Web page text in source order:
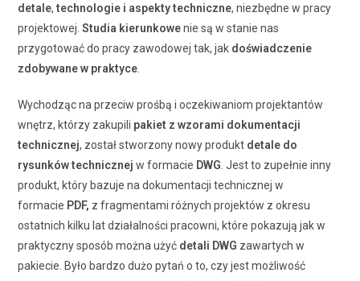
detale,technologie i aspekty techniczne, niezbędne w pracy
projektowej.Studia kierunkowenie są w stanie nas
przygotować do pracy zawodowej tak, jak doświadczenie
zdobywane w praktyce
Wychodząc na przeciw prośbą i oczekiwaniom projektantów
wnętrz, którzy zakupili pakiet z wzorami dokumentacji
technicznej, został stworzony nowy produkt detale do
rysunków technicznej w formacie DWG . Jest to zupełnie inny
produkt, który bazuje na dokumentacji technicznej w
formacie PDF, z fragmentami różnych projektów z okresu
ostatnich kilku lat działalności pracowni, które pokazują jak w
praktyczny sposób można użyć detali DWG zawartych w
pakiecie. Było bardzo dużo pytań o to, czy jest możliwość